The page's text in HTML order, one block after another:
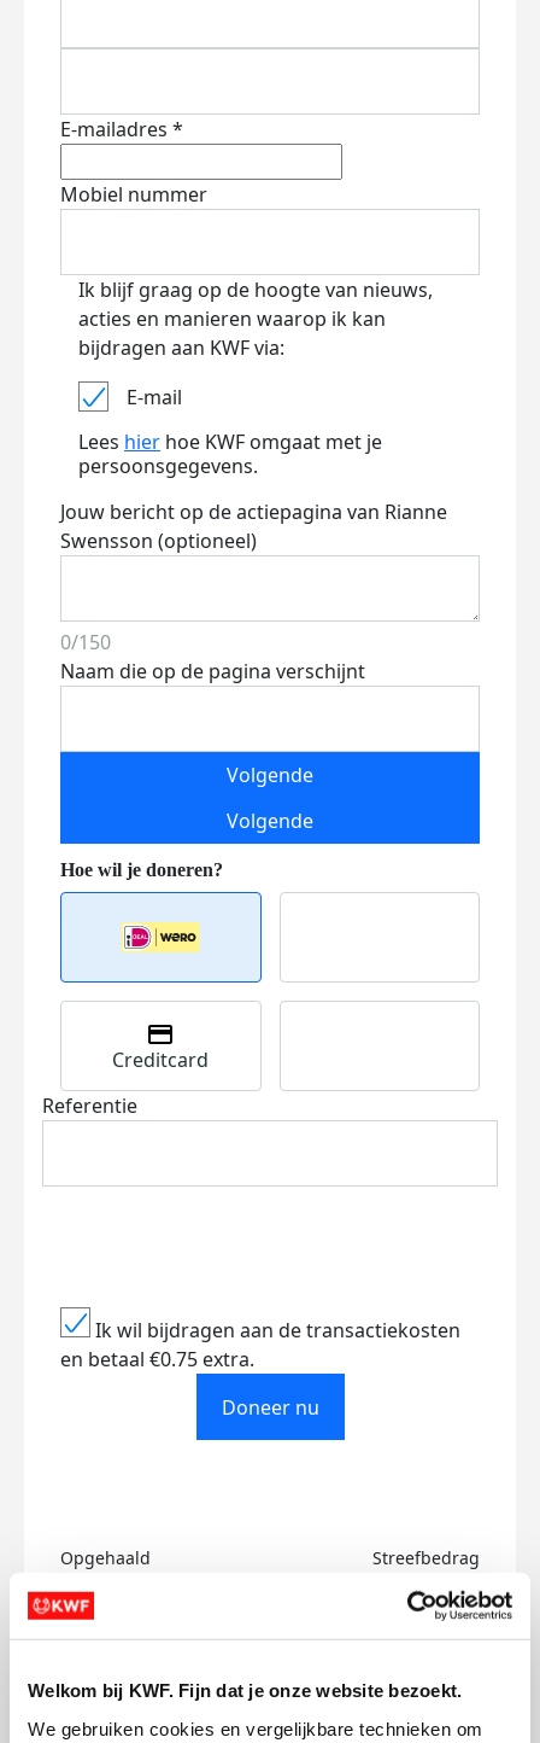
Welkom bij KWF. Fijn dat je onze website bezoekt.
We gebruiken cookies en vergelijkbare technieken om
E-mailadres *
Mobiel nummer
Ik blijf graag op de hoogte van nieuws,
acties en manieren waarop ik kan
bijdragen aan KWF via:
E-mail
Lees hier hoe KWF omgaat met je
persoonsgegevens.
Jouw bericht op de actiepagina van Rianne
Swensson (optioneel)
0/150
Naam die op de pagina verschijnt
Volgende
Volgende
Creditcard
Referentie
Ik wil bijdragen aan de transactiekosten
en betaal €0.75 extra.
Doneer nu
Opgehaald
€917
Streefbedrag
€1.500
Rianne's badges